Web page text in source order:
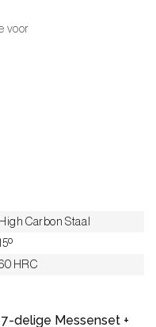
voor
High Carbon Staal
HRC
delige Messenset +